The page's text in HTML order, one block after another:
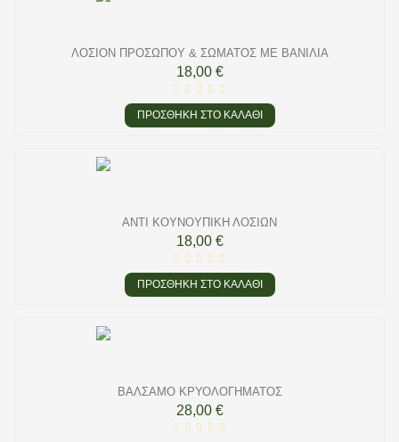
ΛΟΣΙΌΝ ΠΡΟΣΏΠΟΥ & ΣΏΜΑΤΟΣ ΜΕ ΒΑΝΊΛΙΑ
18,00 €
ΠΡΟΣΘΉΚΗ ΣΤΟ ΚΑΛΆΘΙ
ΑΝΤΊ ΚΟΥΝΟΥΠΙΚΉ ΛΟΣΙΏΝ
18,00 €
ΠΡΟΣΘΉΚΗ ΣΤΟ ΚΑΛΆΘΙ
ΒΆΛΣΑΜΟ ΚΡΥΟΛΟΓΉΜΑΤΟΣ
28,00 €